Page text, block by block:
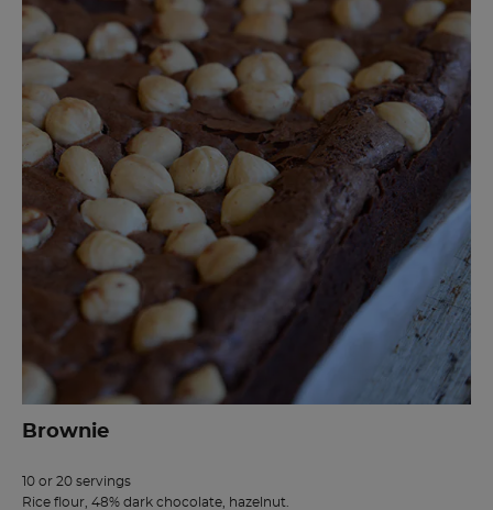
Brownie
10 or 20 servings
Rice flour, 48% dark chocolate, hazelnut.